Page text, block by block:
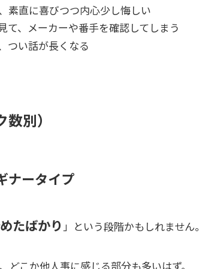
素直に喜びつつ内心少し悔しい
て、メーカーや番手を確認してしまう
つい話が長くなる
別）
ナータイプ
たばかり 」という段階かもしれません。
どこか他人事に感じる部分も多いはず。